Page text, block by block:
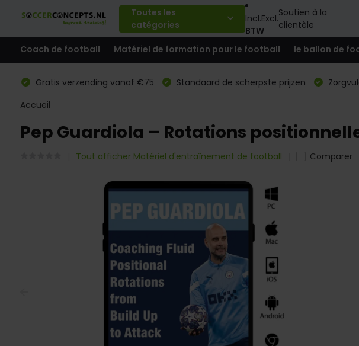
Toutes les
catégories
Incl.Excl.
BTW
Soutien à la
clientèle
Coach de football Matériel de formation pour le football le ballon de
Gratis verzending vanaf €75 Standaard de scherpste prijzen
Accueil
Pep Guardiola – Rotations
Tout afficher Matériel d'entraînement de football Comparer